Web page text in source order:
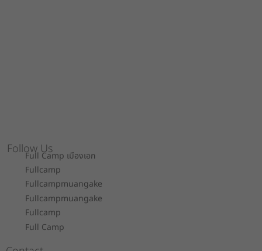
Follow Us
Full Camp เมืองเอก
Fullcamp
Fullcampmuangake
Fullcampmuangake
Fullcamp
Full Camp